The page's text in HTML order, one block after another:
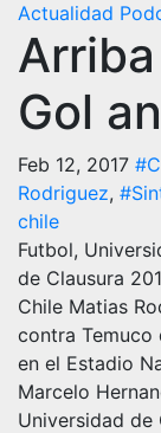
Actualidad
Gol
Feb 12, 2017
Rodriguez,
chile
Futbol,
de Clausura
Chile Matias
contra Temuco
en el Estadio
Marcelo
Universidad de